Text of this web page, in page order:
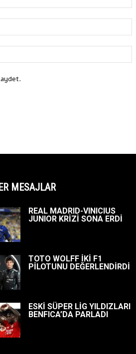
MESAJLAR
REAL MADRID-VINICIUS
JUNIOR KRİZİ SONA ERDİ
TOTO WOLFF İKİ F1
PİLOTUNU DEĞERLENDİRDİ
ESKİ SÜPER LİG YILDIZLARI
BENFICA’DA PARLADI